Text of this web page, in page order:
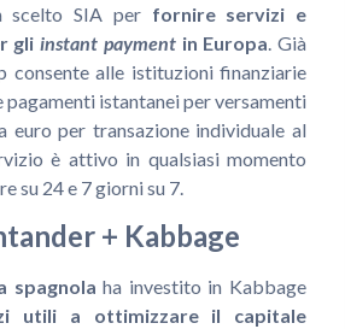
scelto SIA per fornire servizi e
gliinstant paymentin Europa. Già
consente alle istituzioni finanziarie
pagamenti istantanei per versamenti
euro per transazione individuale al
è attivo in qualsiasi momento
su 24 e 7 giorni su 7.
+ Kabbage
spagnola ha investito in Kabbage
utili a ottimizzare il capitale